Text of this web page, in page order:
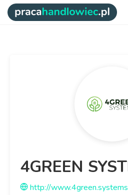
4GREEN
http://www.4green.systems